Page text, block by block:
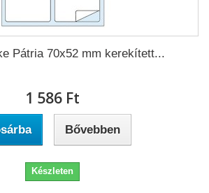
Pátria 70x52 mm kerekített...
1 586 Ft‎
Bővebben
Készleten